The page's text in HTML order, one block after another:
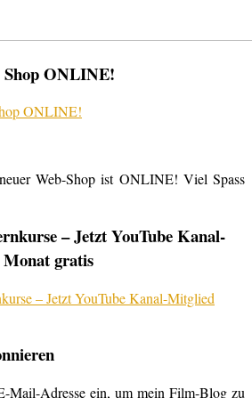
ONLINE!
Web-Shop ist ONLINE! Viel Spass
– Jetzt YouTube Kanal-
gratis
Mail-Adresse ein, um mein Film-Blog zu